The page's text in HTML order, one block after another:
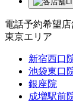
電話予約希望
東京エリア
新宿西口
池袋東口
銀座院
成増駅前